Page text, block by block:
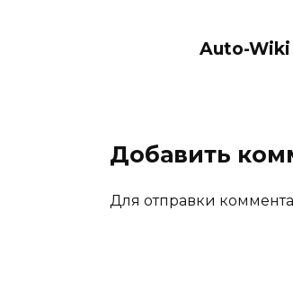
Auto-Wiki
Добавить
Для отправки